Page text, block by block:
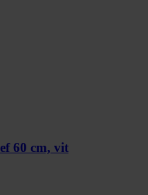
60 cm, vit